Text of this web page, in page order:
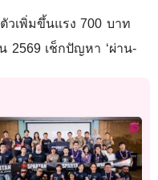
วเพิ่มขึ้นแรง 700 บาท
2569 เช็กปัญหา ‘ผ่าน-